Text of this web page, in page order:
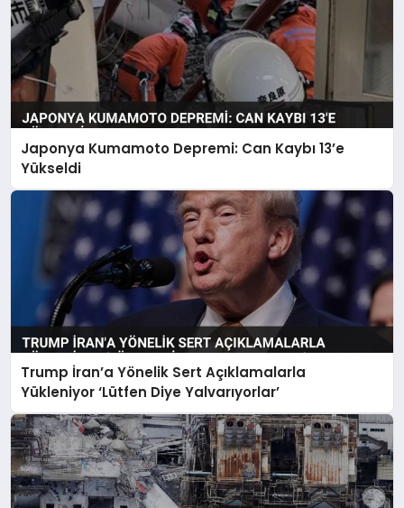
Japonya Kumamoto Depremi: Can Kaybı 13’e
Yükseldi
Trump İran’a Yönelik Sert Açıklamalarla
Yükleniyor ‘Lütfen Diye Yalvarıyorlar’